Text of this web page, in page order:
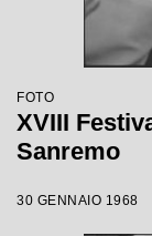
FOTO
XVIII
Sanremo
30 GENNAIO 1968